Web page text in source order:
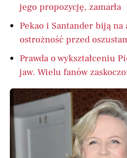
jego propozycję, zamarła
Pekao i Santander biją na
ostrożność przed
Prawda o wykształceniu
jaw. Wielu fanów